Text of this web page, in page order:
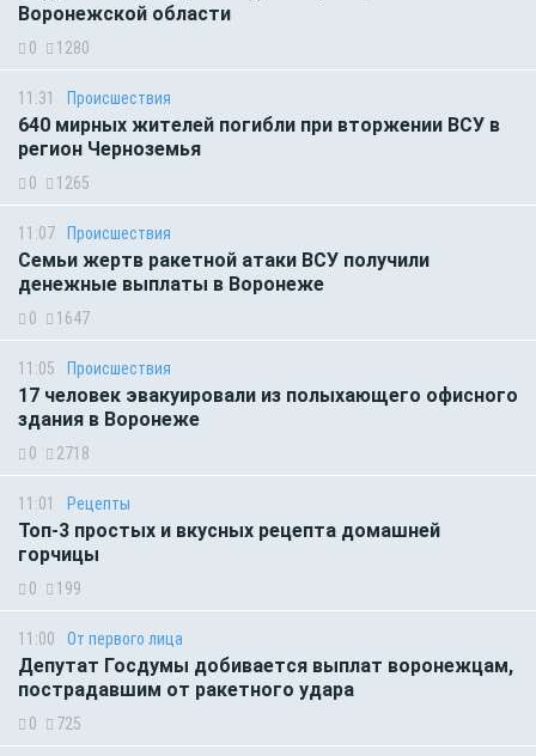
Воронежской области
0 1280
11:31 Происшествия
640 мирных жителей погибли при вторжении ВСУ в
регион Черноземья
0 1265
11:07 Происшествия
Семьи жертв ракетной атаки ВСУ получили
денежные выплаты в Воронеже
0 1647
11:05 Происшествия
17 человек эвакуировали из полыхающего офисного
здания в Воронеже
0 2718
11:01 Рецепты
Топ-3 простых и вкусных рецепта домашней
горчицы
0 199
11:00 От первого лица
Депутат Госдумы добивается выплат воронежцам,
пострадавшим от ракетного удара
0 725